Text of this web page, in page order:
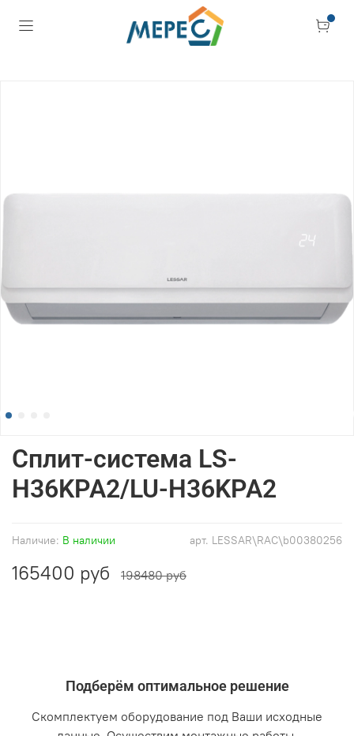
арт. LESSAR\RAC\b00380256
Наличие: В наличии
Сплит-система LS-
H36KPA2/LU-H36KPA2
165400 руб 198480 руб
Подберём оптимальное решение
Скомплектуем оборудование под Ваши исходные